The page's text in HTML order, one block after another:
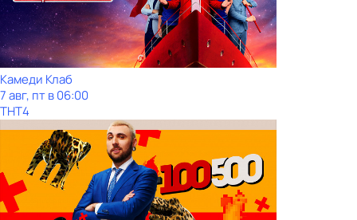
Камеди Клаб
7 авг, пт в 06:00
ТНТ4